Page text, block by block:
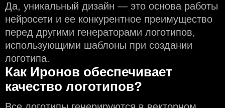
Да, уникальный дизайн — это основа работы
нейросети и еe конкурентное преимущество
перед другими генераторами логотипов,
использующими шаблоны при создании
логотипа.
Как Иронов обеспечивает
качество логотипов?